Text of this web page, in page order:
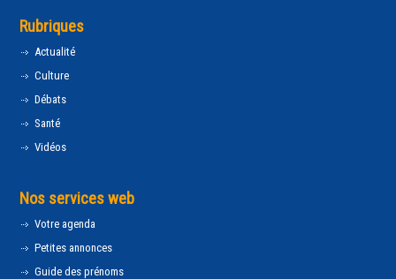
Rubriques
Actualité
Culture
Débats
Santé
Vidéos
Nos services web
Votre agenda
Petites annonces
Guide des prénoms